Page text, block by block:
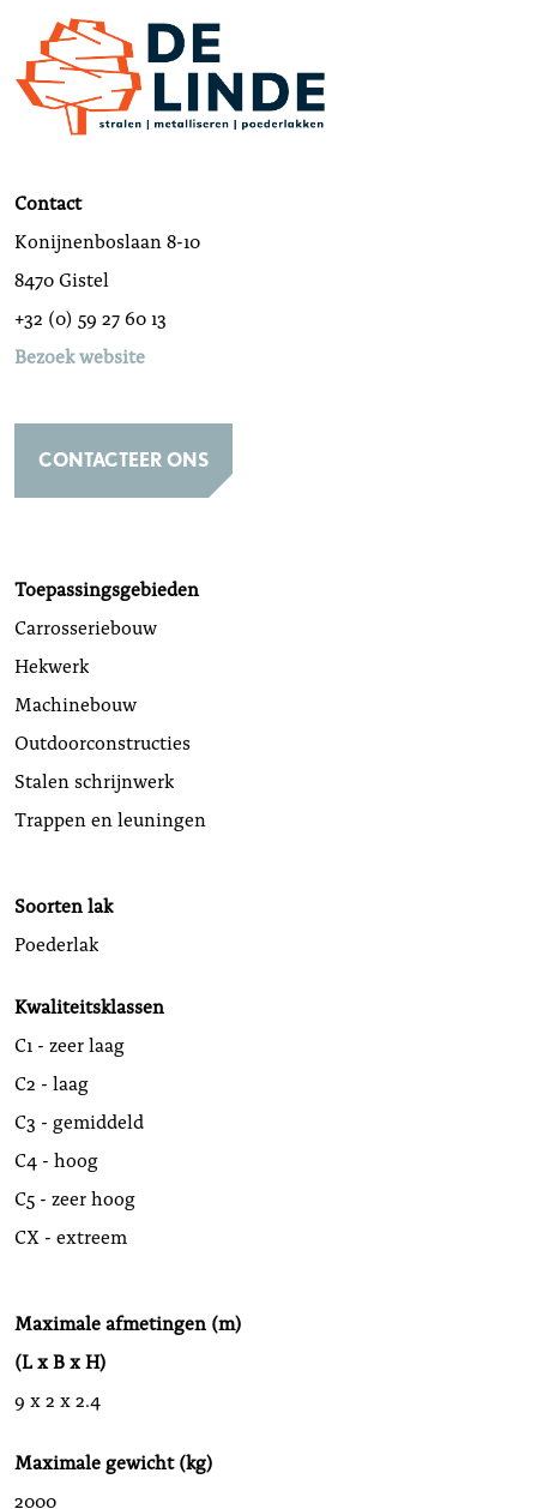
Contact
Konijnenboslaan 8-10
8470 Gistel
+32 (0) 59 27 60 13
Bezoek website
CONTACTEER ONS
Toepassingsgebieden
Carrosseriebouw
Hekwerk
Machinebouw
Outdoorconstructies
Stalen schrijnwerk
Trappen en leuningen
Soorten lak
Poederlak
Kwaliteitsklassen
C1 - zeer laag
C2 - laag
C3 - gemiddeld
C4 - hoog
C5 - zeer hoog
CX - extreem
Maximale afmetingen (m)
(L x B x H)
9 x 2 x 2.4
Maximale gewicht (kg)
2000